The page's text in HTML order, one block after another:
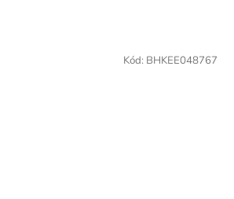
Kód: BHKEE048767